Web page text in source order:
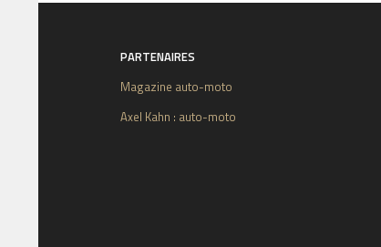
PARTENAIRES
Magazine auto-moto
Axel Kahn : auto-moto